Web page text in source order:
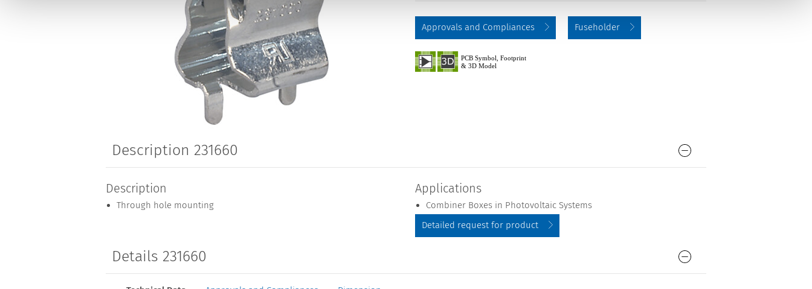
Approvals and Compliances Fuseholder
Description 231660
Description
Through hole mounting
Applications
Combiner Boxes in Photovoltaic Systems
Detailed request for product
Details 231660